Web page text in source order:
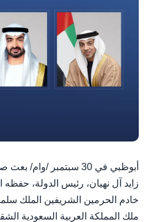
أبوظبي في 30 سبتمبر /
زايد آل نهيان، رئيس الدولة، حفظه
خادم الحرمين الشريفين الملك
ملك المملكة العربية السعودية